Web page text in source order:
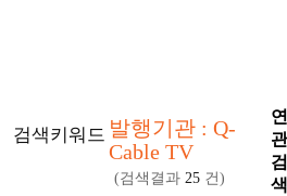
검색키워드 발행기관 : Q-
Cable TV
(검색결과 25 건)
연
관
검
색